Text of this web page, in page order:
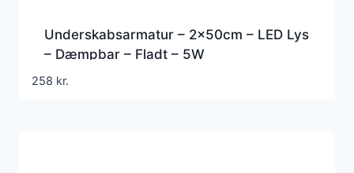
Underskabsarmatur – 2x50cm – LED Lys
– Dæmpbar – Fladt – 5W
258 kr.